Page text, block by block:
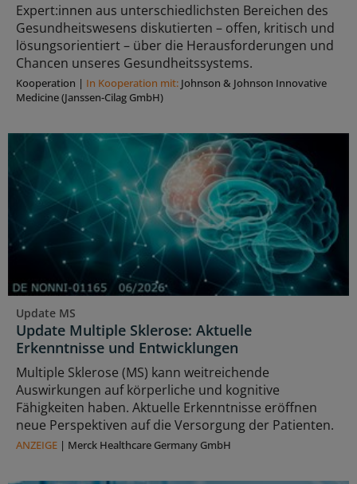
Expert:innen aus unterschiedlichsten Bereichen des
Gesundheitswesens diskutierten – offen, kritisch und
lösungsorientiert – über die Herausforderungen und
Chancen unseres Gesundheitssystems.
Kooperation | In Kooperation mit: Johnson & Johnson Innovative
Medicine (Janssen-Cilag GmbH)
Update MS
Update Multiple Sklerose: Aktuelle
Erkenntnisse und Entwicklungen
Multiple Sklerose (MS) kann weitreichende
Auswirkungen auf körperliche und kognitive
Fähigkeiten haben. Aktuelle Erkenntnisse eröffnen
neue Perspektiven auf die Versorgung der Patienten.
ANZEIGE | Merck Healthcare Germany GmbH